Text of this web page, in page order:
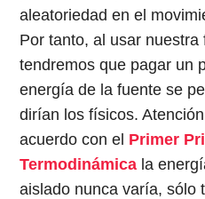
aleatoriedad en el
Por tanto, al usar
tendremos que pagar un
energía de la fuente se
dirían los físicos.
acuerdo con el Primer
Termodinámica la
aislado nunca varía, sólo